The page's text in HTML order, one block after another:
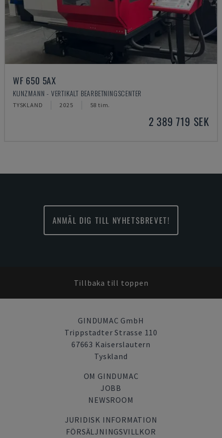
WF 650 5AX
KUNZMANN - VERTIKALT BEARBETNINGSCENTER
TYSKLAND 2025 58 tim.
2 389 719 SEK
ANMÄL DIG TILL NYHETSBREVET!
Tillbaka till toppen
GINDUMAC GmbH
Trippstadter Strasse 110
67663 Kaiserslautern
Tyskland
OM GINDUMAC
JOBB
NEWSROOM
JURIDISK INFORMATION
FÖRSÄLJNINGSVILLKOR